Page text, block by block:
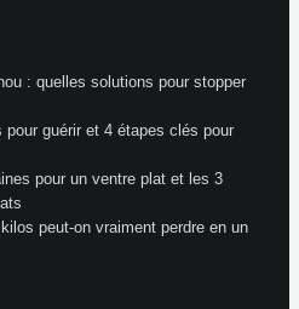
: quelles solutions pour stopper
guérir et 4 étapes clés pour
pour un ventre plat et les 3
peut-on vraiment perdre en un